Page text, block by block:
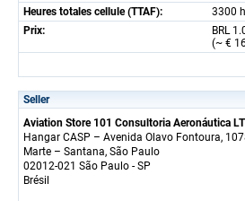
Heures totales cellule (TTAF):
3300 h
Prix:
BRL
(~ €
Seller
Aviation Store 101 Consultoria Aeronáutica
Hangar CASP – Avenida Olavo Fontoura,
Marte – Santana, São Paulo
02012-021 São Paulo - SP
Brésil